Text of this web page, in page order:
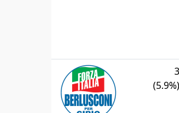
3
(5.9%)